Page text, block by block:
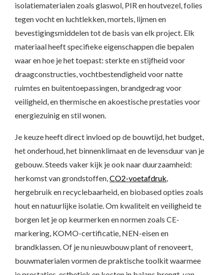
isolatiematerialen zoals glaswol, PIR en houtvezel, folies
tegen vocht en luchtlekken, mortels, lijmen en
bevestigingsmiddelen tot de basis van elk project. Elk
materiaal heeft specifieke eigenschappen die bepalen
waar en hoe je het toepast: sterkte en stijfheid voor
draagconstructies, vochtbestendigheid voor natte
ruimtes en buitentoepassingen, brandgedrag voor
veiligheid, en thermische en akoestische prestaties voor
energiezuinig en stil wonen.
Je keuze heeft direct invloed op de bouwtijd, het budget,
het onderhoud, het binnenklimaat en de levensduur van je
gebouw. Steeds vaker kijk je ook naar duurzaamheid:
herkomst van grondstoffen,CO2-voetafdruk,
hergebruik en recyclebaarheid, en biobased opties zoals
hout en natuurlijke isolatie. Om kwaliteit en veiligheid te
borgen let je op keurmerken en normen zoals CE-
markering, KOMO-certificatie, NEN-eisen en
brandklassen. Of je nu nieuwbouw plant of renoveert,
bouwmaterialen vormen de praktische toolkit waarmee